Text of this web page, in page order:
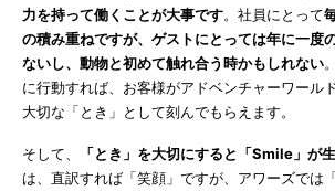
力を持って働くことが大事です。社員にとって
の積み重ねですが、ゲストにとっては年に一度
ないし、動物と初めて触れ合う時かもしれない
に行動すれば、お客様がアドベンチャーワール
大切な「とき」として刻んでもらえます。
そして、 「とき」を大切にすると「Smile」が
は、直訳すれば「笑顔」ですが、アワーズでは